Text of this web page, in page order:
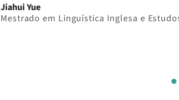
Jiahui Yue
Mestrado em Linguística Inglesa e